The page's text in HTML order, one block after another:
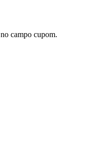
no campo cupom.